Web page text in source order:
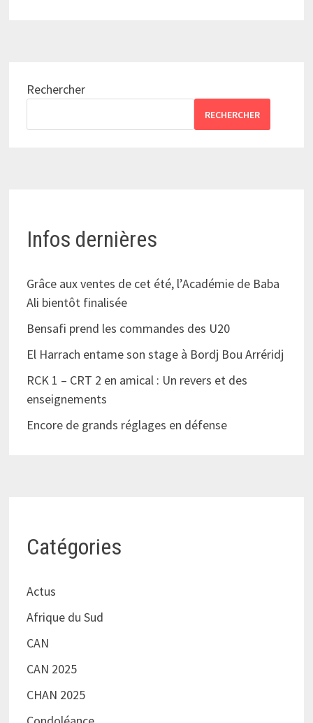
Rechercher
RECHERCHER
Infos dernières
Grâce aux ventes de cet été, l’Académie de Baba
Ali bientôt finalisée
Bensafi prend les commandes des U20
El Harrach entame son stage à Bordj Bou Arréridj
RCK 1 – CRT 2 en amical : Un revers et des
enseignements
Encore de grands réglages en défense
Catégories
Actus
Afrique du Sud
CAN
CAN 2025
CHAN 2025